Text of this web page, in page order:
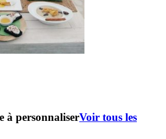
à personnaliserVoir tous les